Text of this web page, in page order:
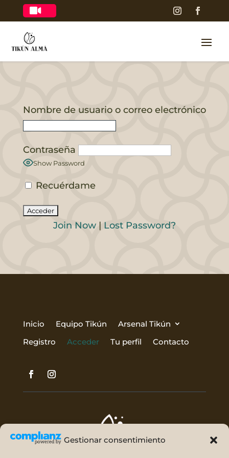
Gestionar consentimiento

Nombre de usuario o correo electrónico
Contraseña
Show Password
Recuérdame
Join Now| Lost Password?
Inicio Equipo Tikún
Arsenal Tikún
Registro
Acceder Tu perfil Contacto